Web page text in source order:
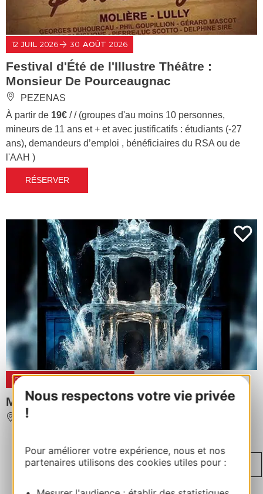
Nous respectons votre vie privée
!
Pour améliorer votre expérience, nous et nos
partenaires utilisons des cookies utiles pour :
12 JUIL 2026 30 AOÛT 2026
Festival d'Été de l'Illustre Théâtre :
Monsieur De Pourceaugnac
PEZENAS
À partir de 19€ / / (groupes d'au moins 10 personnes,
mineurs de 11 ans et + et avec justificatifs : étudiants (-27
ans), demandeurs d’emploi , bénéficiaires du RSA ou de
l'AAH )
RÉSERVER
10 JUIL
Mapping - Festival des lucioles
MONTAUBAN
‹ 1 ... 8 ... 12 13 14
16 24 ›